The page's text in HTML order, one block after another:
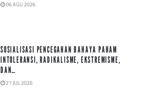
06 AGU 2026
SOSIALISASI PENCEGAHAN BAHAYA PAHAM
INTOLERANSI, RADIKALISME, EKSTREMISME,
DAN…
21 JUL 2026